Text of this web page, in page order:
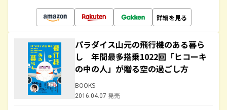
詳細を見る
パラダイス山元の飛行機のある暮ら
し 年間最多搭乗1022回「ヒコーキ
の中の人」が贈る空の過ごし方
BOOKS
2016.04.07 発売